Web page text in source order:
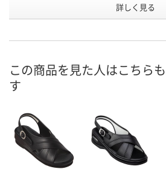
2585372
カゴへ
詳しく見る
この商品を見た人はこちら
す